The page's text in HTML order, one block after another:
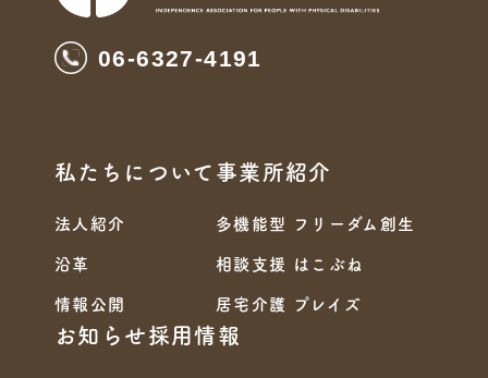
06-6327-4191
私たちについて
法人紹介
沿革
情報公開
事業所紹介
多機能型 フリーダム創生
相談支援 はこぶね
居宅介護 プレイズ
お知らせ 採用情報